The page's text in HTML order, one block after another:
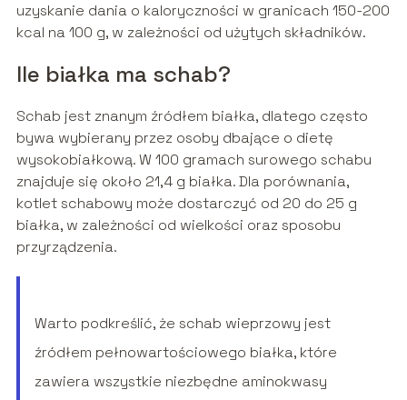
uzyskanie dania o kaloryczności w granicach 150-200
kcal na 100 g, w zależności od użytych składników.
Ile białka ma schab?
Schab jest znanym źródłem białka, dlatego często
bywa wybierany przez osoby dbające o dietę
wysokobiałkową. W 100 gramach surowego schabu
znajduje się około 21,4 g białka. Dla porównania,
kotlet schabowy może dostarczyć od 20 do 25 g
białka, w zależności od wielkości oraz sposobu
przyrządzenia.
Warto podkreślić, że schab wieprzowy jest
źródłem pełnowartościowego białka, które
zawiera wszystkie niezbędne aminokwasy